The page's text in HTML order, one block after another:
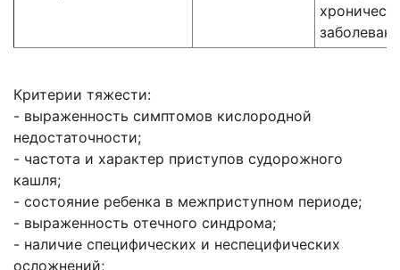
Критерии тяжести:
- выраженность симптомов кислородной
недостаточности;
- частота и характер приступов судорожного
кашля;
- состояние ребенка в межприступном периоде;
- выраженность отечного синдрома;
- наличие специфических и неспецифических
осложнений;